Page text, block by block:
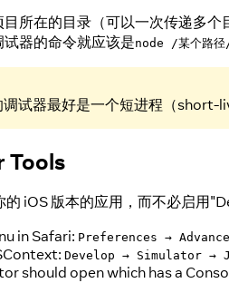
所在的目录（可以一次传递多
试器的命令就应该是node /某个路
调试器最好是一个短进程（
Tools
的 iOS 版本的应用，而不必启用
in Safari: Preferences →
Develop → Simulator →
should open which has a